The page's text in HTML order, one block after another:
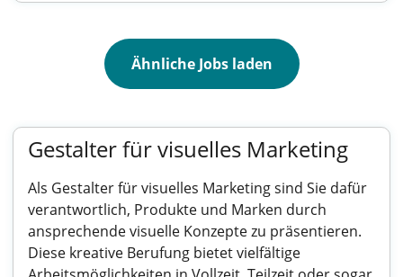
Ähnliche Jobs laden
Gestalter für visuelles Marketing
Als Gestalter für visuelles Marketing sind Sie dafür
verantwortlich, Produkte und Marken durch
ansprechende visuelle Konzepte zu präsentieren.
Diese kreative Berufung bietet vielfältige